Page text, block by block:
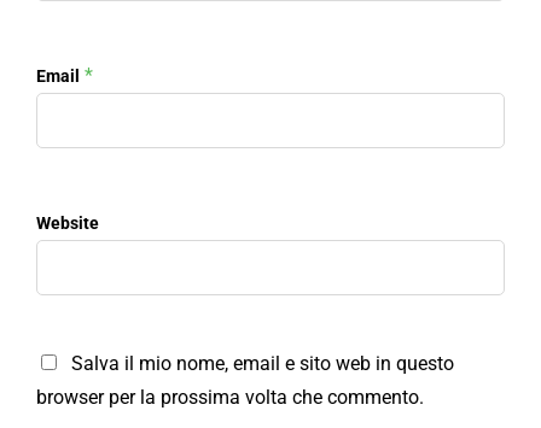
Email *
Website
Salva il mio nome, email e sito web in questo
browser per la prossima volta che commento.